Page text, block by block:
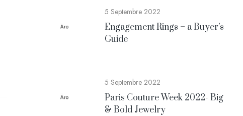
5 Septembre 2022
Engagement Rings – a Buyer’s
Guide
5 Septembre 2022
Paris Couture Week 2022- Big
& Bold Jewelry